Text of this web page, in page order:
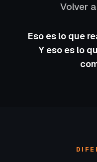
Volver
Eso es lo que
Y eso es lo